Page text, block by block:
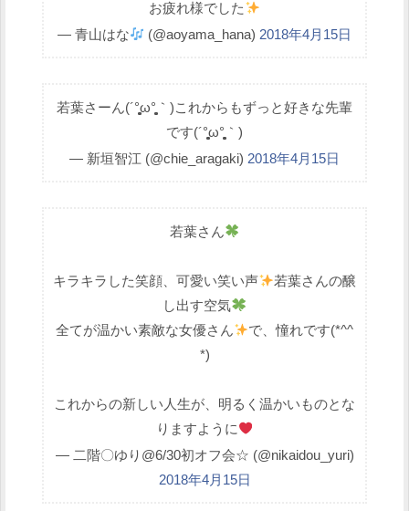
お疲れ様でした
— 青山はな
(@aoyama_hana) 2018年4月15日
若葉さーん(´°̥̥̥̥̥̥̥̥ω°̥̥̥̥̥̥̥̥｀)これからもずっと好きな先輩
です(´°̥̥̥̥̥̥̥̥ω°̥̥̥̥̥̥̥̥｀)
— 新垣智江 (@chie_aragaki) 2018年4月15日
若葉さん
キラキラした笑顔、可愛い笑い声
若葉さんの醸
し出す空気
全てが温かい素敵な女優さん
で、憧れです(*^^
*)
これからの新しい人生が、明るく温かいものとな
りますように
— 二階〇ゆり@6/30初オフ会☆ (@nikaidou_yuri)
2018年4月15日